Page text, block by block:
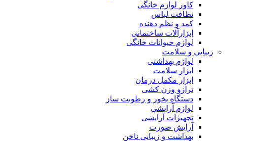
کاور لوازم خانگی
نظافت لباس
کمد و نظم دهنده
ابزارآلات ساختمانی
لوازم حیوانات خانگی
زیبایی و سلامت
لوازم بهداشتی
ابزار سلامت
ابزار مکمل درمان
ترازو وزن کشی
دستگاه بخور و رطوبت ساز
لوازم آرایشی
تجهیزات آرایشی
آرایش صورت
بهداشت و زیبایی ناخن